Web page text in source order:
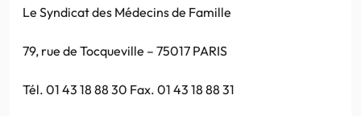
Le Syndicat des Médecins de Famille
79, rue de Tocqueville – 75017 PARIS
Tél. 01 43 18 88 30 Fax. 01 43 18 88 31